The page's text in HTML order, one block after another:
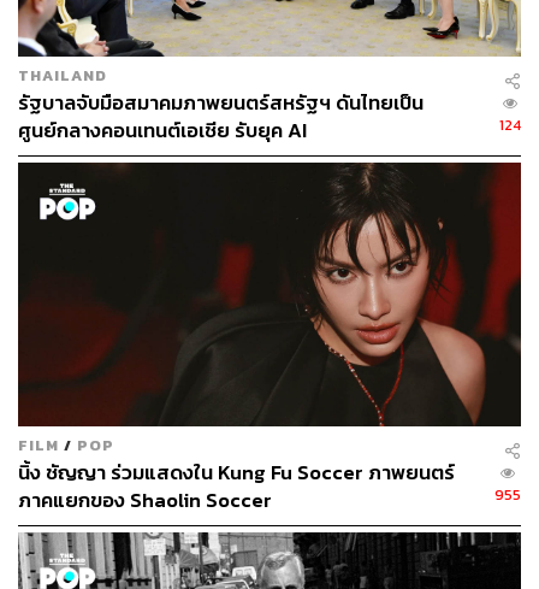
THAILAND
รัฐบาลจับมือสมาคมภาพยนตร์สหรัฐฯ ดันไทยเป็น
ศูนย์กลางคอนเทนต์เอเชีย รับยุค AI
124
FILM / POP
นิ้ง ชัญญา ร่วมแสดงใน Kung Fu Soccer ภาพยนตร์
ภาคแยกของ Shaolin Soccer
955